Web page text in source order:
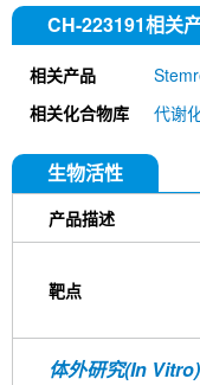
CH-223191相关
相关产品
相关化合物库 代谢
生物活性
产品描述
靶点
体外研究(In Vitro)